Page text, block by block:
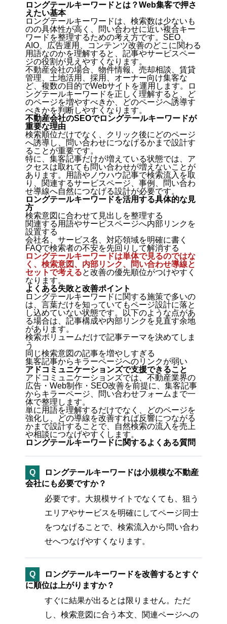
ロングテールキーワードとは？Web集客で押さ
えたい基本
ロングテールキーワードは、検索数は少ないも
のの具体性が高く、問い合わせに近い複合キー
ワードを整理するための考え方です。SEO、
AIO、広告運用、コンテンツ改善のどこに関わる
用語なのかを理解すると、記事やサービスペー
ジの役割が見えやすくなります。
不動産会社の場合、物件情報、売却相談、賃貸
管理、土地活用、採用、オーナー向け集客な
ど、複数の目的でWebサイトを運用します。ロ
ングテールキーワードを正しく理解すると、ど
のページを増やすべきか、どのページへ誘導す
べきかを判断しやすくなります。
不動産会社のSEOでロングテールキーワードが
重要な理由
検索順位だけでなく、クリック後にどのページ
へ誘導し、問い合わせにつなげるかまで設計す
ることが重要です。
特に、集客記事だけが増えている状態では、ア
クセスは取れても問い合わせが増えないことが
あります。用語やノウハウ記事で検索流入を取
り、関連するサービスページ、事例、問い合わ
せ導線へ自然につなげる設計が必要です。
ロングテールキーワードを活用する具体的な見
方
検索意図に合わせて見出しを整理する
関連する用語やサービスページへ内部リンクを
設置する
会社名、サービス名、対応領域を明確に書く
FAQで検索者の不安を先回りして解消する
ロングテールキーワードは単体で見るのではな
く、検索意図、内部リンク、問い合わせ導線と
セットで考えると改善の優先順位がつけやすく
なります。
よくある失敗と改善ポイント
ロングテールキーワードに関する施策で多いの
は、言葉だけを知っていてもページ設計に落と
し込めていない状態です。以下のような点があ
る場合は、記事構成や内部リンクを見直す余地
があります。
検索ボリュームだけで記事テーマを決めてしま
う
同じ検索意図の記事を増やしすぎる
集客記事からキラーページへのリンクが弱い
アドコミュニケーションズで支援できること
アドコミュニケーションズでは、不動産業界の
広告・Web制作・SEO改善を前提に、集客記事
からキラーページ、問い合わせフォームまで一
体で整理します。
単に用語を理解するだけでなく、どのページを
強化し、どの導線を改善すれば反響につながる
かまで設計することで、自然検索の流入を売上
や相談につなげやすくします。
ロングテールキーワードに関するよくある質問
Q
ロングテールキーワードは小規模な不動産
会社にも必要ですか？
必要です。大規模サイトでなくても、狙う
エリアやサービスを明確にしてページ同士
をつなげることで、検索流入から問い合わ
せへつなげやすくなります。
Q
ロングテールキーワードを改善するとすぐ
に順位は上がりますか？
すぐに結果が出るとは限りません。ただ
し、検索意図に合う本文、関連ページへの